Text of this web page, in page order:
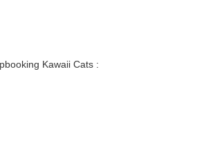
Kawaii Cats :